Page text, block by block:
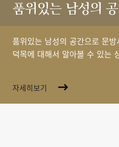
품위있는 남성의
품위있는 남성의 공간으로 문
덕목에 대해서 알아볼 수 있는
자세히보기